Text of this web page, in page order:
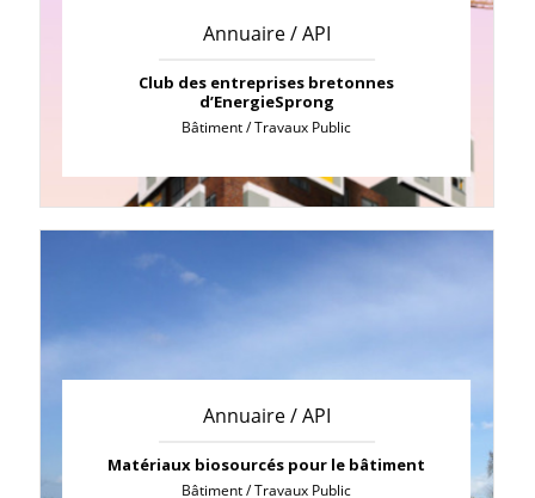
Annuaire / API
Club des entreprises bretonnes
d’EnergieSprong
Bâtiment / Travaux Public
Annuaire / API
Matériaux biosourcés pour le bâtiment
Bâtiment / Travaux Public